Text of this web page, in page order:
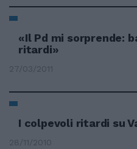
«Il Pd mi sorprende:
ritardi»
27/03/2011
I colpevoli ritardi su
28/11/2010